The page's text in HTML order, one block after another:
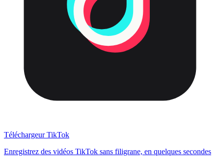
Téléchargeur TikTok
Enregistrez des vidéos TikTok sans filigrane, en quelques secondes